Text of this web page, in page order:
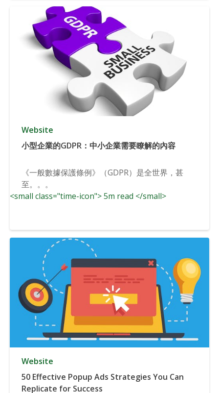
Website
小型企業的GDPR：中小企業需要瞭解的內容
《一般數據保護條例》（GDPR）是全世界，甚
至。。。
<small class="time-icon"> 5m read </small>
Website
50 Effective Popup Ads Strategies You Can
Replicate for Success